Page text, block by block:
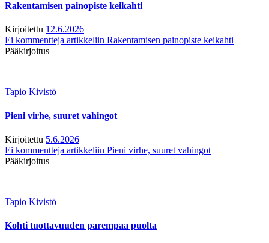
Rakentamisen painopiste keikahti
Kirjoitettu 12.6.2026
Ei kommentteja artikkeliin Rakentamisen painopiste keikahti
Pääkirjoitus
Tapio Kivistö
Pieni virhe, suuret vahingot
Kirjoitettu 5.6.2026
Ei kommentteja artikkeliin Pieni virhe, suuret vahingot
Pääkirjoitus
Tapio Kivistö
Kohti tuottavuuden parempaa puolta